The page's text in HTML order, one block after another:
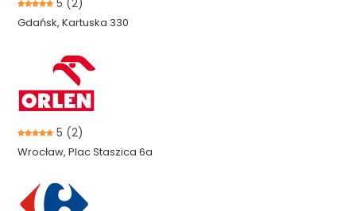
5 (2)
Gdańsk, Kartuska 330
5 (2)
Wrocław, Plac Staszica 6a